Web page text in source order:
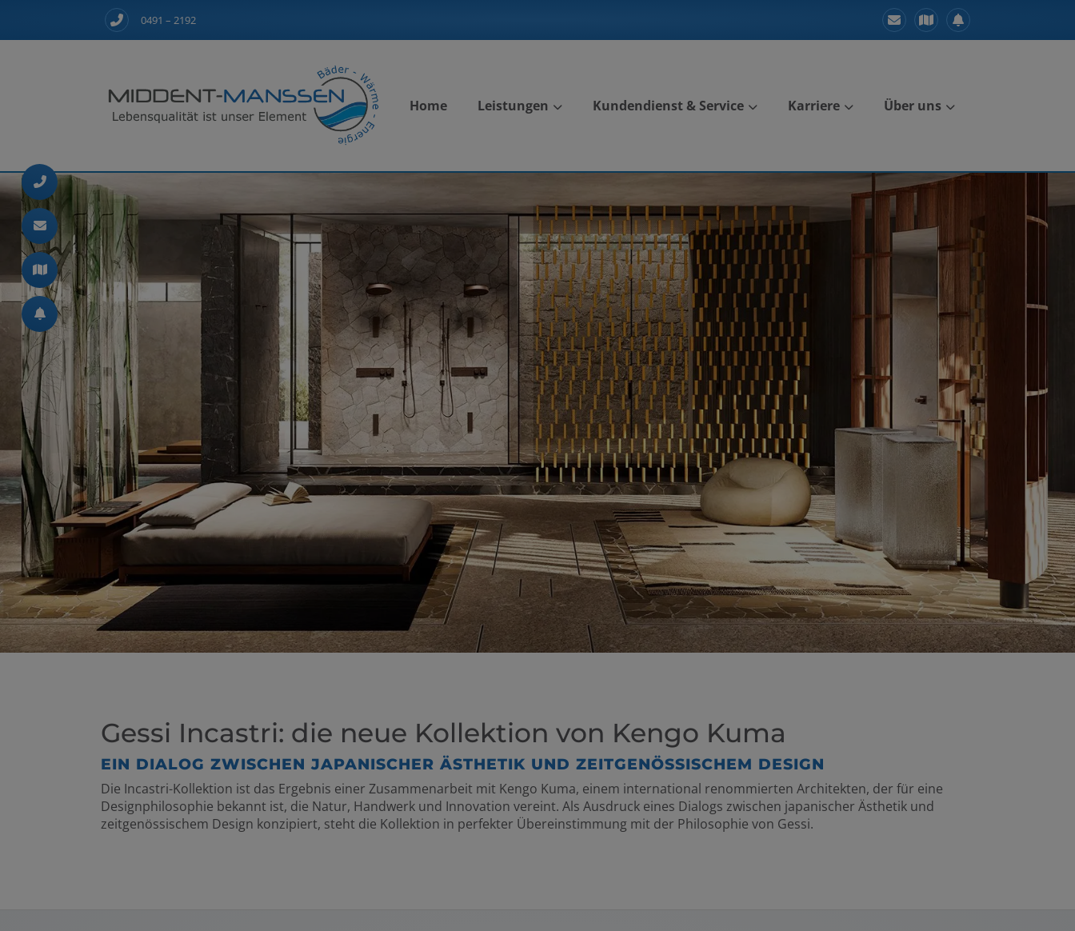
0491 – 2192
Home Leistungen Kundendienst & Service Karriere Über uns
Gessi Incastri: die neue Kollektion von Kengo Kuma
EIN DIALOG ZWISCHEN JAPANISCHER ÄSTHETIK UND ZEITGENÖSSISCHEM DESIGN
Die Incastri-Kollektion ist das Ergebnis einer Zusammenarbeit mit Kengo Kuma, einem international renommierten Architekten, der für eine
Designphilosophie bekannt ist, die Natur, Handwerk und Innovation vereint. Als Ausdruck eines Dialogs zwischen japanischer Ästhetik und
zeitgenössischem Design konzipiert, steht die Kollektion in perfekter Übereinstimmung mit der Philosophie von Gessi.